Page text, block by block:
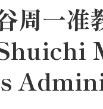
周一准